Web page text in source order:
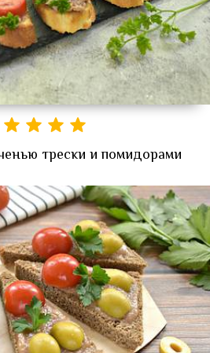
трески и помидорами